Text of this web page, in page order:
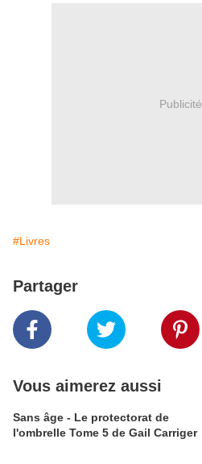
Publicité
#Livres
Partager
Vous aimerez aussi
Sans âge - Le protectorat de
l'ombrelle Tome 5 de Gail Carriger